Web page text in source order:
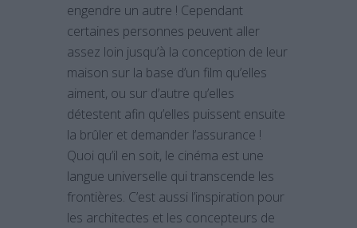
engendre un autre ! Cependant
certaines personnes peuvent aller
assez loin jusqu’à la conception de leur
maison sur la base d’un film qu’elles
aiment, ou sur d’autre qu’elles
détestent afin qu’elles puissent ensuite
la brûler et demander l’assurance !
Quoi qu’il en soit, le cinéma est une
langue universelle qui transcende les
frontières. C’est aussi l’inspiration pour
les architectes et les concepteurs de